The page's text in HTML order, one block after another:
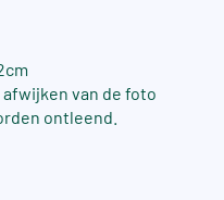
van de foto
ontleend.